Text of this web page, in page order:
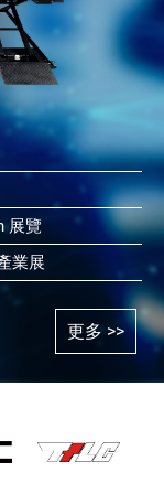
展覽
業展
更多 >>